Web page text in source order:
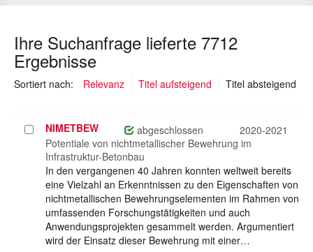
Ihre Suchanfrage lieferte 7712
Ergebnisse
Sortiert nach: Relevanz Titel aufsteigend Titel absteigend
Projekt
auswählen
NIMETBEW abgeschlossen
2020-2021
Potentiale von nichtmetallischer Bewehrung im
Infrastruktur-Betonbau
In den vergangenen 40 Jahren konnten weltweit bereits
eine Vielzahl an Erkenntnissen zu den Eigenschaften von
nichtmetallischen Bewehrungselementen im Rahmen von
umfassenden Forschungstätigkeiten und auch
Anwendungsprojekten gesammelt werden. Argumentiert
wird der Einsatz dieser Bewehrung mit einer…